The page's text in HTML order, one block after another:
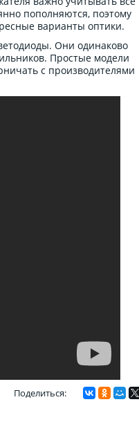
пополняются, поэтому
варианты оптики.
Они одинаково
Простые модели
с производителями
Поделиться: